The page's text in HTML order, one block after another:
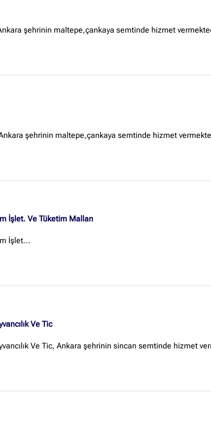
şehrinin maltepe,çankaya semtinde hizmet
şehrinin maltepe,çankaya semtinde hizmet
İşlet. Ve Tüketim Malları
İşlet...
Ve Tic
Ve Tic, Ankara şehrinin sincan semtinde hizmet